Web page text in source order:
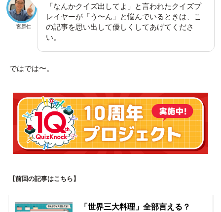
宮原仁
「なんかクイズ出してよ」と言われたクイズプ
レイヤーが「う〜ん」と悩んでいるときは、こ
の記事を思い出して優しくしてあげてくださ
い。
ではでは〜。
【前回の記事はこちら】
「世界三大料理」全部言える？